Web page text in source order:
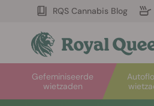
RQS Cannabis Blog
Gefeminiseerde
wietzaden